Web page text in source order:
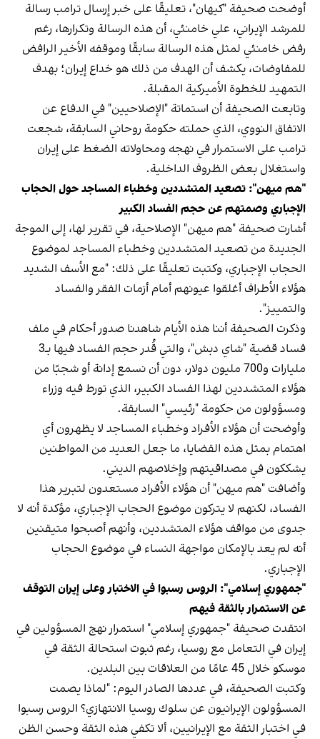
أوضحت صحيفة "كيهان"، تعليقًا على خبر إرسال ترامب رسالة
للمرشد الإيراني، علي خامنئي، أن هذه الرسالة وتكرارها، رغم
رفض خامنئي لمثل هذه الرسالة سابقًا وموقفه الأخير الرافض
للمفاوضات، يكشف أن الهدف من ذلك هو خداع إيران؛ بهدف
التمهيد للخطوة الأميركية المقبلة.
وتابعت الصحيفة أن استماتة "الإصلاحيين" في الدفاع عن
الاتفاق النووي، الذي حملته حكومة روحاني السابقة، شجعت
ترامب على الاستمرار في نهجه ومحاولاته الضغط على إيران
واستغلال بعض الظروف الداخلية.
"هم ميهن": تصعيد المتشددين وخطباء المساجد حول الحجاب
الإجباري وصمتهم عن حجم الفساد الكبير
أشارت صحيفة "هم ميهن" الإصلاحية، في تقرير لها، إلى الموجة
الجديدة من تصعيد المتشددين وخطباء المساجد لموضوع
الحجاب الإجباري، وكتبت تعليقًا على ذلك: "مع الأسف الشديد
هؤلاء الأطراف أغلقوا عيونهم أمام أزمات الفقر والفساد
والتمييز".
وذكرت الصحيفة أننا هذه الأيام شاهدنا صدور أحكام في ملف
فساد قضية "شاي دبش"، والتي قُدر حجم الفساد فيها بـ3
مليارات و700 مليون دولار، دون أن نسمع إدانة أو شجبًا من
هؤلاء المتشددين لهذا الفساد الكبير، الذي تورط فيه وزراء
ومسؤولون من حكومة "رئيسي" السابقة.
وأوضحت أن هؤلاء الأفراد وخطباء المساجد لا يظهرون أي
اهتمام بمثل هذه القضايا، ما جعل العديد من المواطنين
يشككون في مصداقيتهم وإخلاصهم الديني.
وأضافت "هم ميهن" أن هؤلاء الأفراد مستعدون لتبرير هذا
الفساد، لكنهم لا يتركون موضوع الحجاب الإجباري، مؤكدة أنه لا
جدوى من مواقف هؤلاء المتشددين، وأنهم أصبحوا متيقنين
أنه لم يعد بالإمكان مواجهة النساء في موضوع الحجاب
الإجباري.
"جمهوري إسلامي": الروس رسبوا في الاختبار وعلى إيران التوقف
عن الاستمرار بالثقة فيهم
انتقدت صحيفة "جمهوري إسلامي" استمرار نهج المسؤولين في
إيران في التعامل مع روسيا، رغم ثبوت استحالة الثقة في
موسكو خلال 45 عامًا من العلاقات بين البلدين.
وكتبت الصحيفة، في عددها الصادر اليوم: "لماذا يصمت
المسؤولون الإيرانيون عن سلوك روسيا الانتهازي؟ الروس رسبوا
في اختبار الثقة مع الإيرانيين، ألا تكفي هذه الثقة وحسن الظن